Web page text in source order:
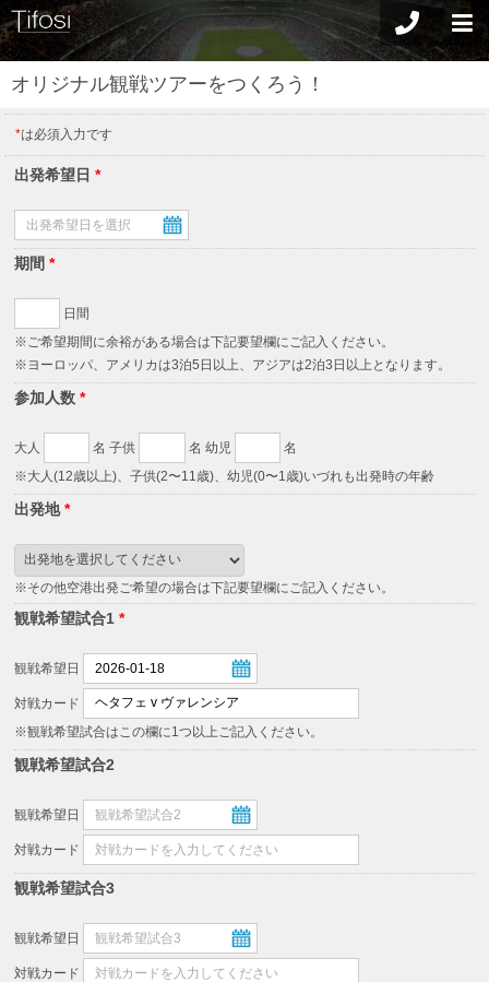
オリジナル観戦ツアーをつくろう！
*は必須入力です
出発希望日*
期間*
日間
※ご希望期間に余裕がある場合は下記要望欄にご記入ください。
※ヨーロッパ、アメリカは3泊5日以上、アジアは2泊3日以上となります。
参加人数*
大人 名 子供 名 幼児
名
※大人(12歳以上)、子供(2〜11歳)、幼児(0〜1歳)いづれも出発時の年齢
出発地*
※その他空港出発ご希望の場合は下記要望欄にご記入ください。
観戦希望試合1*
観戦希望日
対戦カード
※観戦希望試合はこの欄に1つ以上ご記入ください。
観戦希望試合2
観戦希望日
対戦カード
観戦希望試合3
観戦希望日
対戦カード